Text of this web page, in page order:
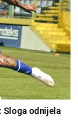
Sloga odnijela